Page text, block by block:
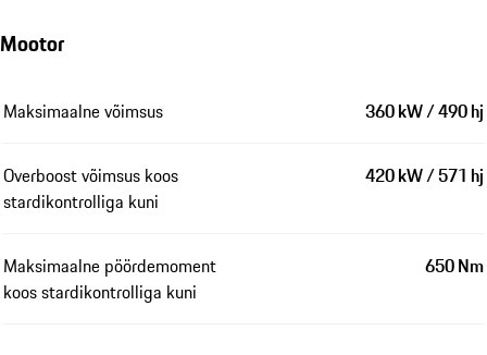
Mootor
Maksimaalne võimsus 360 kW / 490 hj
Overboost võimsus koos
stardikontrolliga kuni
420 kW / 571 hj
Maksimaalne pöördemoment
koos stardikontrolliga kuni
650 Nm